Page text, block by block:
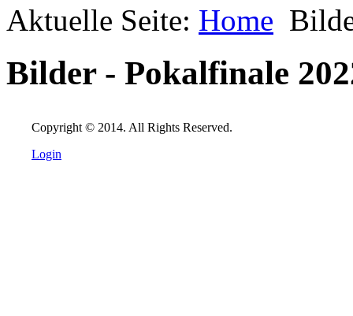
Aktuelle Seite: Home
Bilder - Pokalfinale
Copyright © 2014. All Rights Reserved.
Login